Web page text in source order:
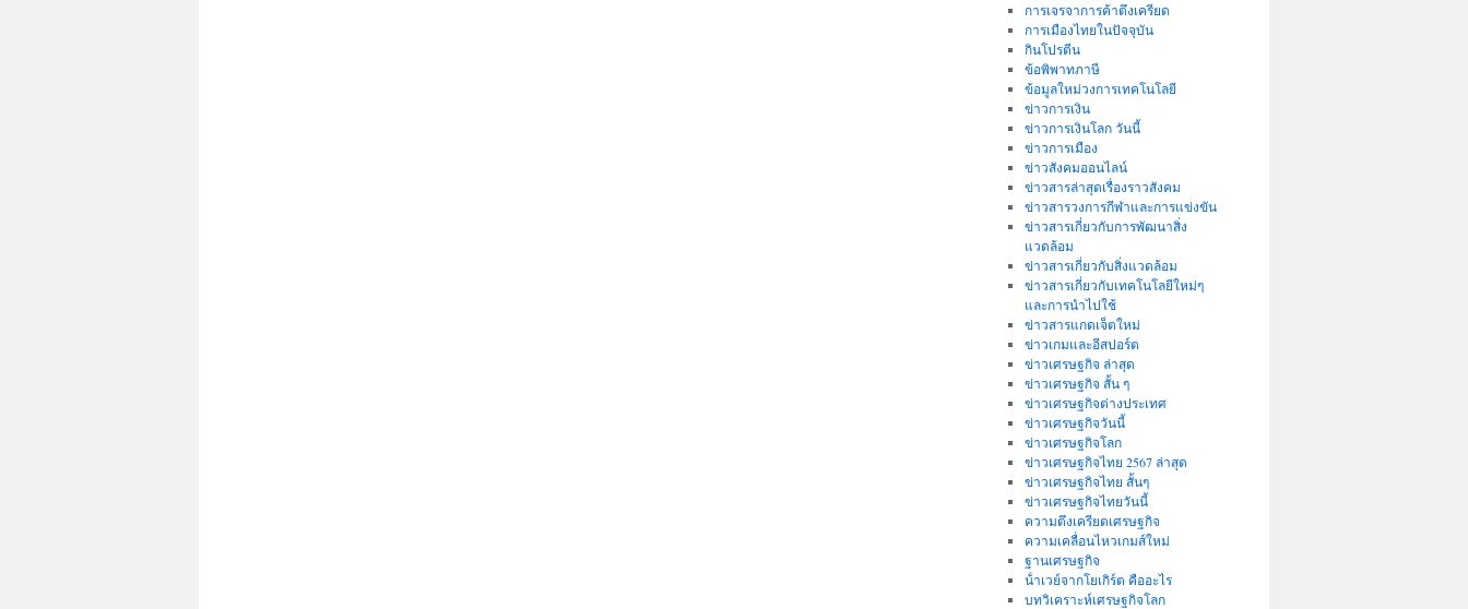
การเจรจาการค้าตึงเครียด
การเมืองไทยในปัจจุบัน
กินโปรตีน
ข้อพิพาทภาษี
ข้อมูลใหม่วงการเทคโนโลยี
ข่าวการเงิน
ข่าวการเงินโลก วันนี้
ข่าวการเมือง
ข่าวสังคมออนไลน์
ข่าวสารล่าสุดเรื่องราวสังคม
ข่าวสารวงการกีฬาและการแข่งขัน
ข่าวสารเกี่ยวกับการพัฒนาสิ่ง
แวดล้อม
ข่าวสารเกี่ยวกับสิ่งแวดล้อม
ข่าวสารเกี่ยวกับเทคโนโลยีใหม่ๆ
และการนำไปใช้
ข่าวสารแกดเจ็ตใหม่
ข่าวเกมและอีสปอร์ต
ข่าวเศรษฐกิจ ล่าสุด
ข่าวเศรษฐกิจ สั้น ๆ
ข่าวเศรษฐกิจต่างประเทศ
ข่าวเศรษฐกิจวันนี้
ข่าวเศรษฐกิจโลก
ข่าวเศรษฐกิจไทย 2567 ล่าสุด
ข่าวเศรษฐกิจไทย สั้นๆ
ข่าวเศรษฐกิจไทยวันนี้
ความตึงเครียดเศรษฐกิจ
ความเคลื่อนไหวเกมส์ใหม่
ฐานเศรษฐกิจ
น้ําเวย์จากโยเกิร์ต คืออะไร
บทวิเคราะห์เศรษฐกิจโลก